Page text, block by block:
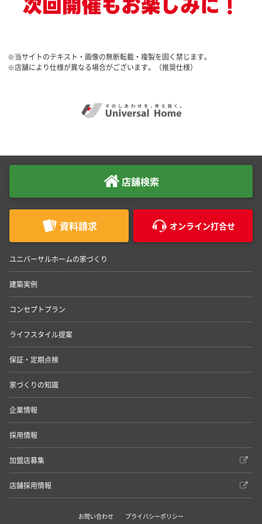
※当サイトのテキスト・画像の無断転載・複製を固く禁じます。
※店舗により仕様が異なる場合がございます。（推奨仕様）
店舗検索
資料請求 オンライン打合せ
ユニバーサルホームの家づくり
建築実例
コンセプトプラン
ライフスタイル提案
保証・定期点検
家づくりの知識
企業情報
採用情報
加盟店募集
店舗採用情報
お問い合わせ プライバシーポリシー